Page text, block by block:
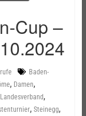
Cup –
Baden-
, Damen,
Landesverband,
, Steinegg,